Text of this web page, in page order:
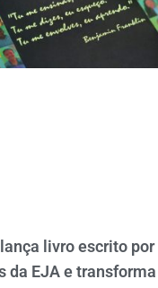
livro escrito por
da EJA e transforma